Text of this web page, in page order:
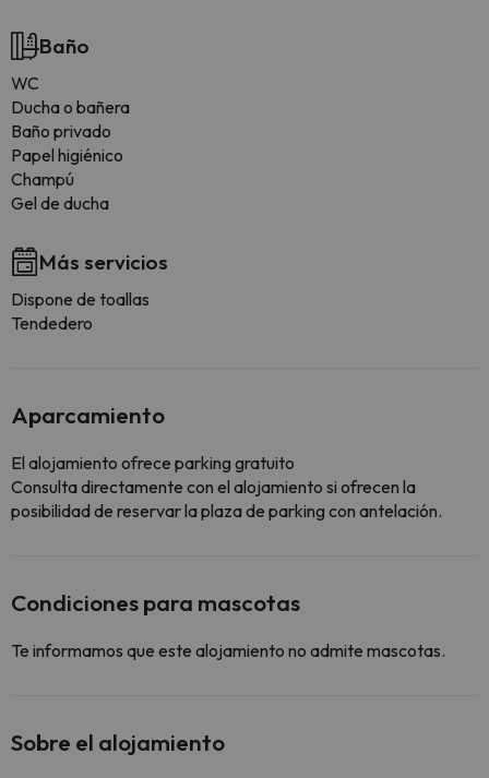
Baño
WC
Ducha o bañera
Baño privado
Papel higiénico
Champú
Gel de ducha
Más servicios
Dispone de toallas
Tendedero
Aparcamiento
El alojamiento ofrece parking gratuito
Consulta directamente con el alojamiento si ofrecen la
posibilidad de reservar la plaza de parking con antelación.
Condiciones para mascotas
Te informamos que este alojamiento no admite mascotas.
Sobre el alojamiento